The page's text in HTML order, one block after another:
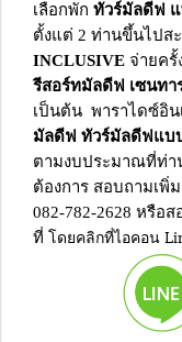
เลือกพัก ทัวร์มัลดีฟ
ตั้งแต่ 2 ท่านขึ้นไปส
INCLUSIVE จ่ายค
รีสอร์ทมัลดีฟ เซนท
เป็นต้น พาราไดซ์อิน
มัลดีฟ ทัวร์มัลดีฟแ
ตามงบประมาณที่ท่า
ต้องการ สอบถามเพิ่ม
082-782-2628 หรือ
ที่ โดยคลิกที่ไอคอน